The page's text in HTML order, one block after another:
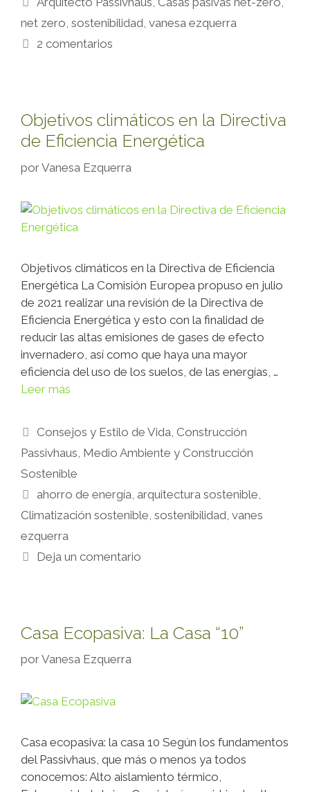
net zero, sostenibilidad, vanesa ezquerra
2 comentarios
Objetivos climáticos en la Directiva
de Eficiencia Energética
porVanesa Ezquerra
Objetivos climáticos en la Directiva de Eficiencia
Energética La Comisión Europea propuso en julio
de 2021 realizar una revisión de la Directiva de
Eficiencia Energética y esto con la finalidad de
reducir las altas emisiones de gases de efecto
invernadero, así como que haya una mayor
eficiencia del uso de los suelos, de las energías, …
Leer más
Consejos y Estilo de Vida Construcción
Passivhaus Medio Ambiente y Construcción
Sostenible
ahorro de energía arquitectura sostenible
Climatización sostenible sostenibilidad vanes
ezquerra
Deja un comentario
Casa Ecopasiva: La Casa “10”
porVanesa Ezquerra
Casa ecopasiva: la casa 10 Según los fundamentos
del Passivhaus, que más o menos ya todos
conocemos: Alto aislamiento térmico,